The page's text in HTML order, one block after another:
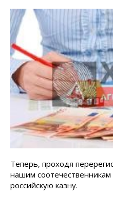
Теперь, проходя
нашим соотечественникам
российскую казну.